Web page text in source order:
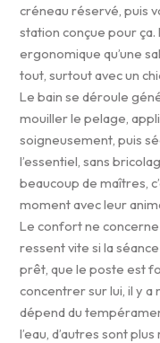
créneau réservé, puis
station conçue pour ça.
ergonomique qu’une
tout, surtout avec un
Le bain se déroule
mouiller le pelage,
soigneusement, puis
l’essentiel, sans
beaucoup de maîtres,
moment avec leur
Le confort ne concerne
ressent vite si la
prêt, que le poste est
concentrer sur lui, il y a
dépend du
l’eau, d’autres sont